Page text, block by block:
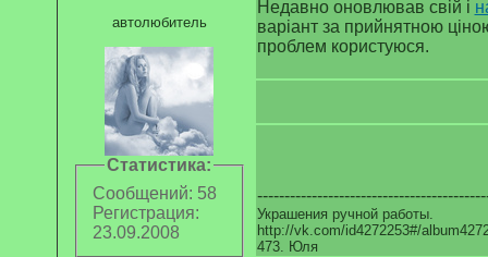
автолюбитель
Статистика:
Сообщений: 58
Регистрация:
23.09.2008
Недавно оновлював свій і
варіант за прийнятною
проблем користуюся.
Украшения ручной работы.
http://vk.com/id4272253#/
473. Юля